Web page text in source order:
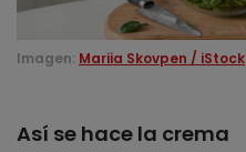
Imagen: Mariia Skovpen / iStock
Así se hace la crema